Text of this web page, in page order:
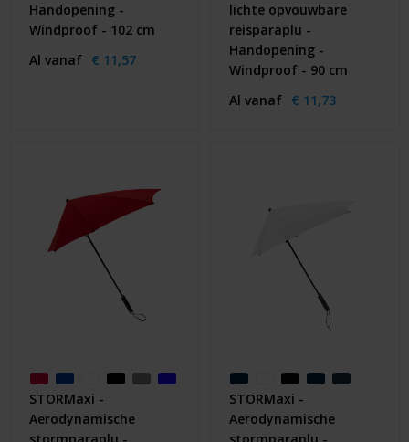
Handopening -
Windproof - 102 cm
Al vanaf € 11,57
lichte opvouwbare
reisparaplu -
Handopening -
Windproof - 90 cm
Al vanaf € 11,73
STORMaxi -
Aerodynamische
stormparaplu -
STORMaxi -
Aerodynamische
stormparaplu -